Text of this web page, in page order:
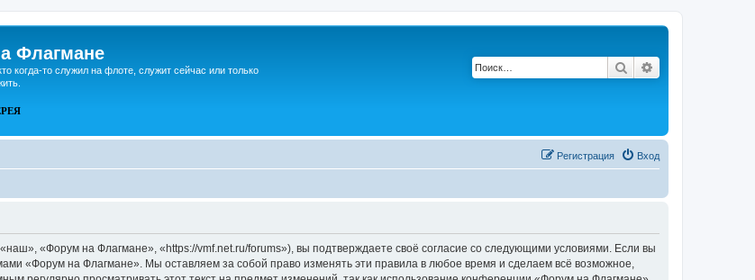
Флагмане
когда-то служил на флоте, служит сейчас или только
Поиск
Вход
Регистрация
«Форум на Флагмане», «https://vmf.net.ru/forums»), вы подтверждаете своё согласие со следующими условиями. Если вы
«Форум на Флагмане». Мы оставляем за собой право изменять эти правила в любое время и сделаем всё возможное,